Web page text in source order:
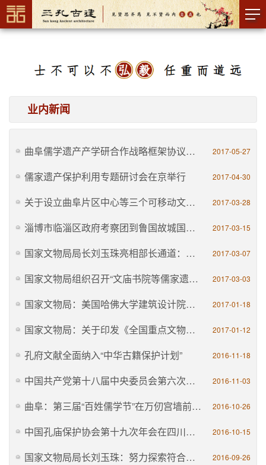
业内新闻
曲阜儒学遗产产学研合作战略框架协议签订 2017-05-27
儒家遗产保护利用专题研讨会在京举行 2017-04-30
关于设立曲阜片区中心等三个可移动文物保护修复区域中心的批复 2017-03-28
淄博市临淄区政府考察团到鲁国故城国家考古遗址公园参观考察 2017-03-15
国家文物局局长刘玉珠亮相部长通道：多措并举让文物活起来 2017-03-07
国家文物局组织召开“文庙书院等儒家遗产现状调研及保护利用规划编制项目”专题汇报会 2017-03-03
国家文物局：美国哈佛大学建筑设计院师生赴明清官式建筑保护研究国家文物局重点科研曲阜基地交流访问 2017-01-18
国家文物局：关于印发《全国重点文物保护单位文物保护工程检查管理办法（试行）》的通知 2017-01-12
孔府文献全面纳入“中华古籍保护计划” 2016-11-18
中国共产党第十八届中央委员会第六次全体会议公报 2016-11-03
曲阜：第三届“百姓儒学节”在万仞宫墙前隆重开幕 2016-10-26
中国孔庙保护协会第十九次年会在四川德阳隆重开幕 2016-10-15
国家文物局局长刘玉珠：努力探索符合国情的文物保护利用之路 2016-09-26